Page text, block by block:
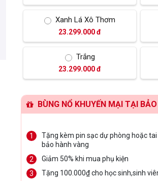
Xanh Lá Xô Thơm
23.299.000 đ
Trắng
23.299.000 đ
BÙNG NỔ KHUYẾN MẠI TẠI
Tặng kèm pin sạc dự phòng hoặc
bảo hành vàng
Giảm 50% khi mua phụ kiện
Tặng 100.000₫ cho học sinh,sinh